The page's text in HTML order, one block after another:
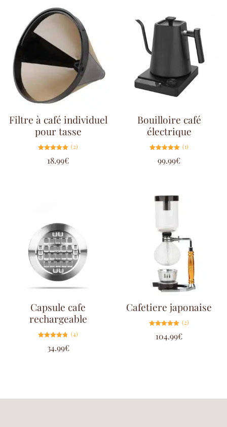
Filtre à café individuel
pour tasse
5.00
sur 5
(2)
18.99€
Bouilloire café
électrique
5.00
sur 5
(1)
99.99€
Capsule cafe
rechargeable
4.75
sur 5
(4)
34.99€
Cafetiere japonaise
5.00
sur 5
(2)
104.99€